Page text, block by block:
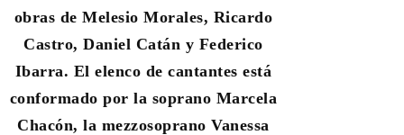
obras de Melesio Morales, Ricardo
Castro, Daniel Catán y Federico
Ibarra. El elenco de cantantes está
conformado por la soprano Marcela
Chacón, la mezzosoprano Vanessa